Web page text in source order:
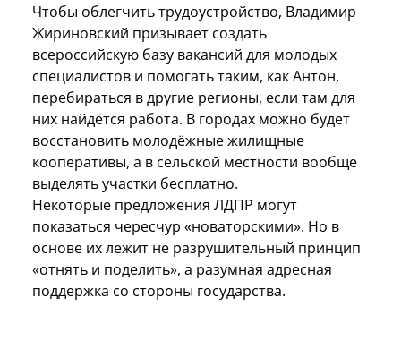
Чтобы облегчить трудоустройство, Владимир
Жириновский призывает создать
всероссийскую базу вакансий для молодых
специалистов и помогать таким, как Антон,
перебираться в другие регионы, если там для
них найдётся работа. В городах можно будет
восстановить молодёжные жилищные
кооперативы, а в сельской местности вообще
выделять участки бесплатно.
Некоторые предложения ЛДПР могут
показаться чересчур «новаторскими». Но в
основе их лежит не разрушительный принцип
«отнять и поделить», а разумная адресная
поддержка со стороны государства.